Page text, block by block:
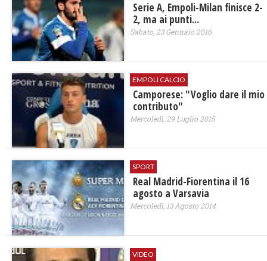
Serie A, Empoli-Milan finisce 2-
2, ma ai punti...
Sabato, 23 Gennaio 2016
EMPOLI CALCIO
Camporese: "Voglio dare il mio
contributo"
Mercoledì, 29 Luglio 2015
SPORT
Real Madrid-Fiorentina il 16
agosto a Varsavia
Mercoledì, 13 Agosto 2014
VIDEO